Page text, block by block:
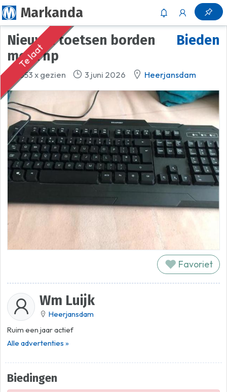
Markanda
Te laat
Bieden
nieuw 2 toetsen borden
merk hp
353 x gezien 3 juni 2026 Heerjansdam
Favoriet
Wm Luijk
Heerjansdam
Ruim een jaar actief
Alle advertenties »
Biedingen